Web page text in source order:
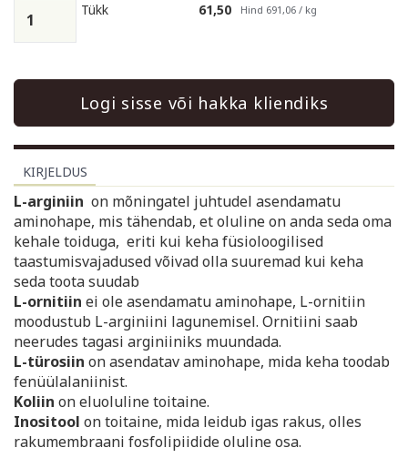
Tükk 61,50 Hind 691,06 / kg
Logi sisse või hakka kliendiks
KIRJELDUS
L-arginiin on mõningatel juhtudel asendamatu
aminohape, mis tähendab, et oluline on anda seda oma
kehale toiduga, eriti kui keha füsioloogilised
taastumisvajadused võivad olla suuremad kui keha
seda toota suudab
L-ornitiin ei ole asendamatu aminohape, L-ornitiin
moodustub L-arginiini lagunemisel. Ornitiini saab
neerudes tagasi arginiiniks muundada.
L-türosiin on asendatav aminohape, mida keha toodab
fenüülalaniinist.
Koliin on eluoluline toitaine.
Inositool on toitaine, mida leidub igas rakus, olles
rakumembraani fosfolipiidide oluline osa.